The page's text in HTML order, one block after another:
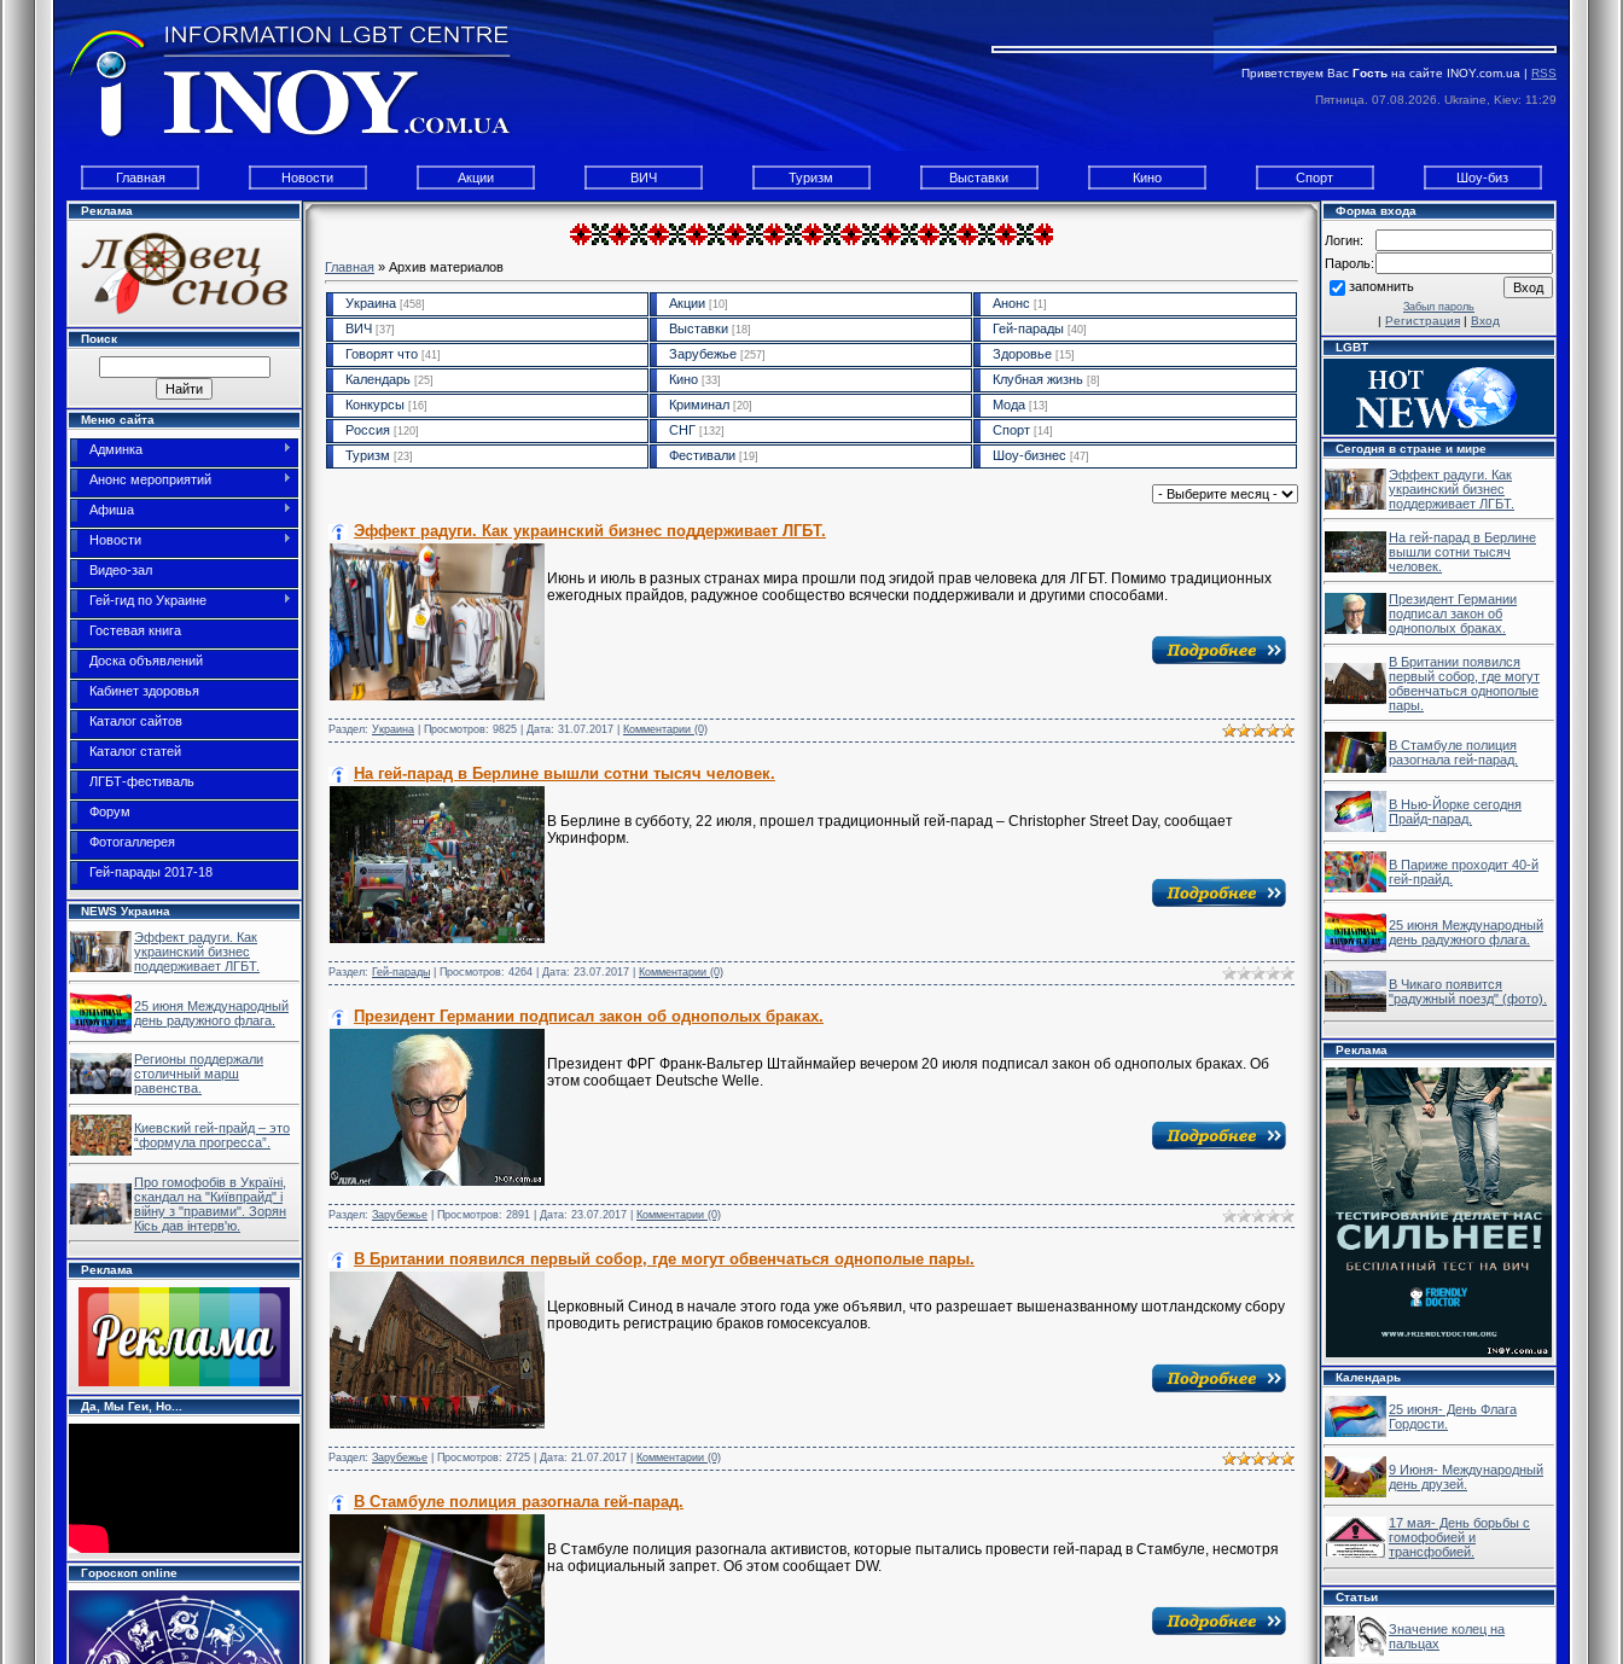
Приветствуем Вас Гость на сайте INOY.com.ua | RSS
Пятница. 07.08.2026. Ukraine, Kiev: 11:29
Главная Новости Акции ВИЧ Туризм Выставки Кино Спорт Шоу-биз
Реклама
Поиск
Меню сайта
Админка
Анонс мероприятий
Афиша
Новости
Видео-зал
Гей-гид по Украине
Гостевая книга
Доска объявлений
Кабинет здоровья
Каталог сайтов
Каталог статей
ЛГБТ-фестиваль
Форум
Фотогаллерея
Гей-парады 2017-18
NEWS Украина
Эффект радуги. Как
украинский бизнес
поддерживает ЛГБТ.
25 июня Международный
день радужного флага.
Регионы поддержали
столичный марш
равенства.
Киевский гей-прайд – это
“формула прогресса”.
Про гомофобів в Україні,
скандал на "Київпрайд" і
війну з "правими". Зорян
Кісь дав інтерв'ю.
Реклама
Да, Мы Геи, Но...
Гороскоп online
Главная » Архив материалов
Украина [458] Акции [10] Анонс [1]
ВИЧ [37] Выставки [18] Гей-парады [40]
Говорят что [41] Зарубежье [257] Здоровье [15]
Календарь [25] Кино [33] Клубная жизнь [8]
Конкурсы [16] Криминал [20] Мода [13]
Россия [120] СНГ [132] Спорт [14]
Туризм [23] Фестивали [19] Шоу-бизнес [47]
Эффект радуги. Как украинский бизнес поддерживает ЛГБТ.
Июнь и июль в разных странах мира прошли под эгидой прав человека для ЛГБТ. Помимо традиционных
ежегодных прайдов, радужное сообщество всячески поддерживали и другими способами.
Раздел: Украина | Просмотров: 9825 | Дата: 31.07.2017 Комментарии (0)
На гей-парад в Берлине вышли сотни тысяч человек.
В Берлине в субботу, 22 июля, прошел традиционный гей-парад – Christopher Street Day, сообщает
Укринформ.
Раздел: Гей-парады | Просмотров: 4264 | Дата: 23.07.2017 Комментарии (0)
Президент Германии подписал закон об однополых браках.
Президент ФРГ Франк-Вальтер Штайнмайер вечером 20 июля подписал закон об однополых браках. Об
этом сообщает Deutsche Welle.
Раздел: Зарубежье | Просмотров: 2891 | Дата: 23.07.2017 Комментарии (0)
В Британии появился первый собор, где могут обвенчаться однополые пары.
Церковный Синод в начале этого года уже объявил, что разрешает вышеназванному шотландскому сбору
проводить регистрацию браков гомосексуалов.
Раздел: Зарубежье | Просмотров: 2725 | Дата: 21.07.2017 Комментарии (0)
В Стамбуле полиция разогнала гей-парад.
В Стамбуле полиция разогнала активистов, которые пытались провести гей-парад в Стамбуле, несмотря
на официальный запрет. Об этом сообщает DW.
Форма входа
Логин:
Пароль:
запомнить
Забыл пароль
| Регистрация | Вход
LGBT
Сегодня в стране и мире
Эффект радуги. Как
украинский бизнес
поддерживает ЛГБТ.
На гей-парад в Берлине
вышли сотни тысяч
человек.
Президент Германии
подписал закон об
однополых браках.
В Британии появился
первый собор, где могут
обвенчаться однополые
пары.
В Стамбуле полиция
разогнала гей-парад.
В Нью-Йорке сегодня
Прайд-парад.
В Париже проходит 40-й
гей-прайд.
25 июня Международный
день радужного флага.
В Чикаго появится
"радужный поезд" (фото).
Реклама
Календарь
25 июня- День Флага
Гордости.
9 Июня- Международный
день друзей.
17 мая- День борьбы с
гомофобией и
трансфобией.
Статьи
Значение колец на
пальцах